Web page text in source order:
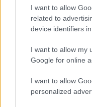
I want to allow
related to
device identifiers
I want to allow my
Google for online
I want to allow
personalized
Διαβάστε